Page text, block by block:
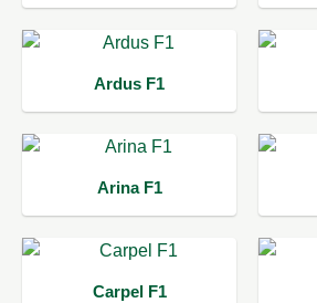
Ardus F1
Arina F1
Carpel F1